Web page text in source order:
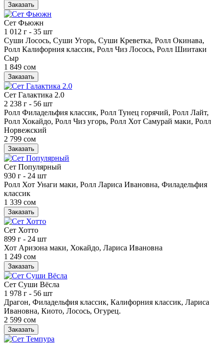
Заказать
Сет Фьюжн
1 012 г - 35 шт
Суши Лосось, Суши Угорь, Суши Креветка, Ролл Окинава,
Ролл Калифорния классик, Ролл Чиз Лосось, Ролл Шиитаки
Сыр
1 849 сом
Заказать
Сет Галактика 2.0
2 238 г - 56 шт
Ролл Филадельфия классик, Ролл Тунец горячий, Ролл Лайт,
Ролл Хокайдо, Ролл Чиз угорь, Ролл Хот Самурай маки, Ролл
Норвежский
2 799 сом
Заказать
Сет Популярный
930 г - 24 шт
Ролл Хот Унаги маки, Ролл Лариса Ивановна, Филадельфия
классик
1 339 сом
Заказать
Сет Хотто
899 г - 24 шт
Хот Аризона маки, Хокайдо, Лариса Ивановна
1 249 сом
Заказать
Сет Суши Вёсла
1 978 г - 56 шт
Драгон, Филадельфия классик, Калифорния классик, Лариса
Ивановна, Киото, Лосось, Огурец.
2 599 сом
Заказать